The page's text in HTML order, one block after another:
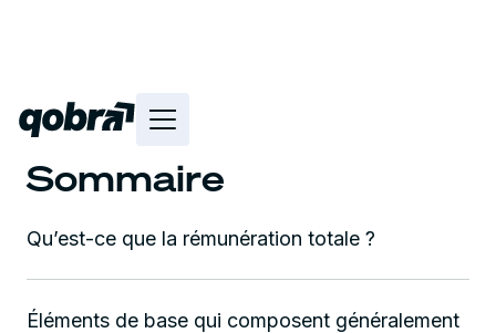
Sommaire
Qu’est-ce que la rémunération totale ?
Éléments de base qui composent généralement